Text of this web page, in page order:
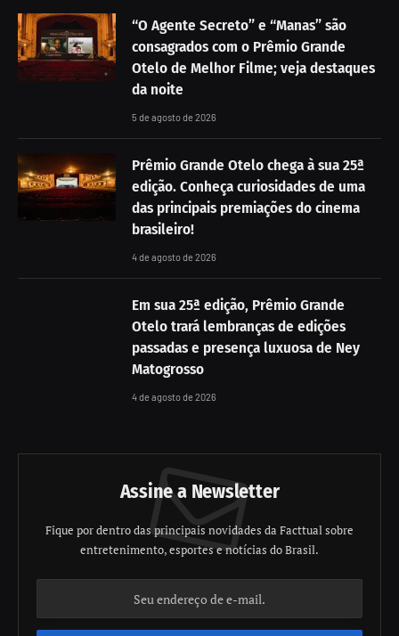
“O Agente Secreto” e “Manas” são
consagrados com o Prêmio Grande
Otelo de Melhor Filme; veja destaques
da noite
5 de agosto de 2026
Prêmio Grande Otelo chega à sua 25ª
edição. Conheça curiosidades de uma
das principais premiações do cinema
brasileiro!
4 de agosto de 2026
Em sua 25ª edição, Prêmio Grande
Otelo trará lembranças de edições
passadas e presença luxuosa de Ney
Matogrosso
4 de agosto de 2026
Assine a Newsletter
Fique por dentro das principais novidades da Facttual sobre
entretenimento, esportes e notícias do Brasil.